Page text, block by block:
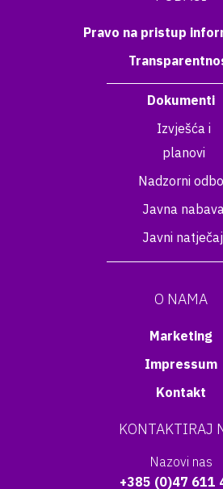
Pravo na pristup
Dokumenti
Izvješća i
planovi
Nadzorni
Javna
Javni
O NAMA
Marketing
Impressum
Kontakt
KONTAKTIRAJ
Nazovi nas
+385 (0)47 611